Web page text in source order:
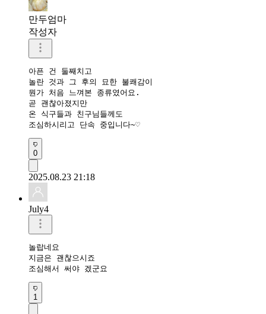
만두엄마
작성자
아픈 건 둘째치고
놀란 것과 그 후의 묘한 불쾌감이
뭔가 처음 느껴본 종류였어요.
곧 괜찮아졌지만
온 식구들과 친구님들께도
조심하시리고 단속 중입니다~♡
0
2025.08.23 21:18
July4
놀랍네요
지금은 괜찮으시죠
조심해서 써야 겠군요
1